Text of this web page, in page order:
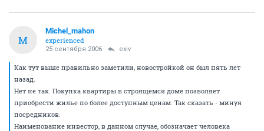
M
Michel_mahon
experienced
25 сентября 2006 exiv
Как тут выше правильно заметили, новостройкой он был пять лет
назад.
Нет не так. Покупка квартиры в строящемся доме позволяет
приобрести жилье по более доступным ценам. Так сказать - минуя
посредников.
Наименование инвестор, в данном случае, обозначает человека